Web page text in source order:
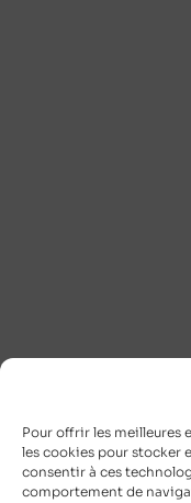
Pour offrir les meilleures
les cookies pour stocker
consentir à ces
comportement de